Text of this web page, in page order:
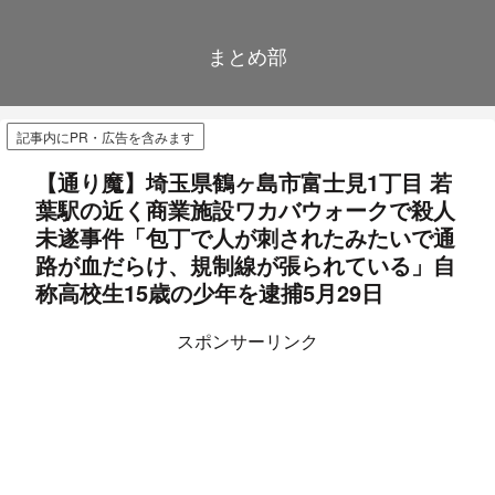
まとめ部
記事内にPR・広告を含みます
【通り魔】埼玉県鶴ヶ島市富士見1丁目 若
葉駅の近く商業施設ワカバウォークで殺人
未遂事件「包丁で人が刺されたみたいで通
路が血だらけ、規制線が張られている」自
称高校生15歳の少年を逮捕5月29日
スポンサーリンク